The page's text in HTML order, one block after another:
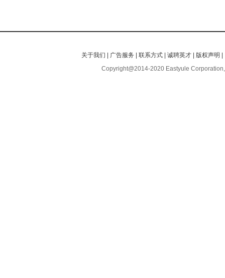
关于我们 广告服务 |联系方式 |诚聘英才 版权声明
Copyright@2014-2020 Eastyule